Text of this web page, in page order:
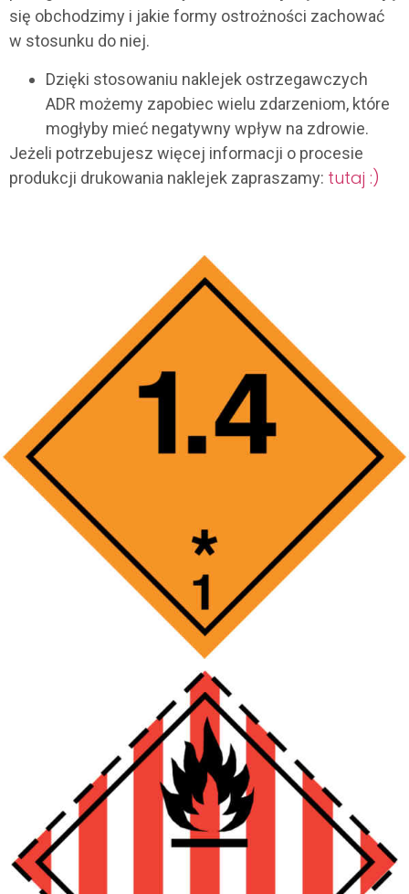
się obchodzimy i jakie formy ostrożności zachować
w stosunku do niej.
Dzięki stosowaniu naklejek ostrzegawczych
ADR możemy zapobiec wielu zdarzeniom, które
mogłyby mieć negatywny wpływ na zdrowie.
Jeżeli potrzebujesz więcej informacji o procesie
produkcji drukowania naklejek zapraszamy: tutaj :)